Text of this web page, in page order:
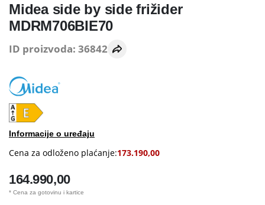
Midea side by side frižider
MDRM706BIE70
ID proizvoda: 36842
Informacije o uređaju
Cena za odloženo plaćanje:173.190,00
164.990,00
* Cena za gotovinu i kartice